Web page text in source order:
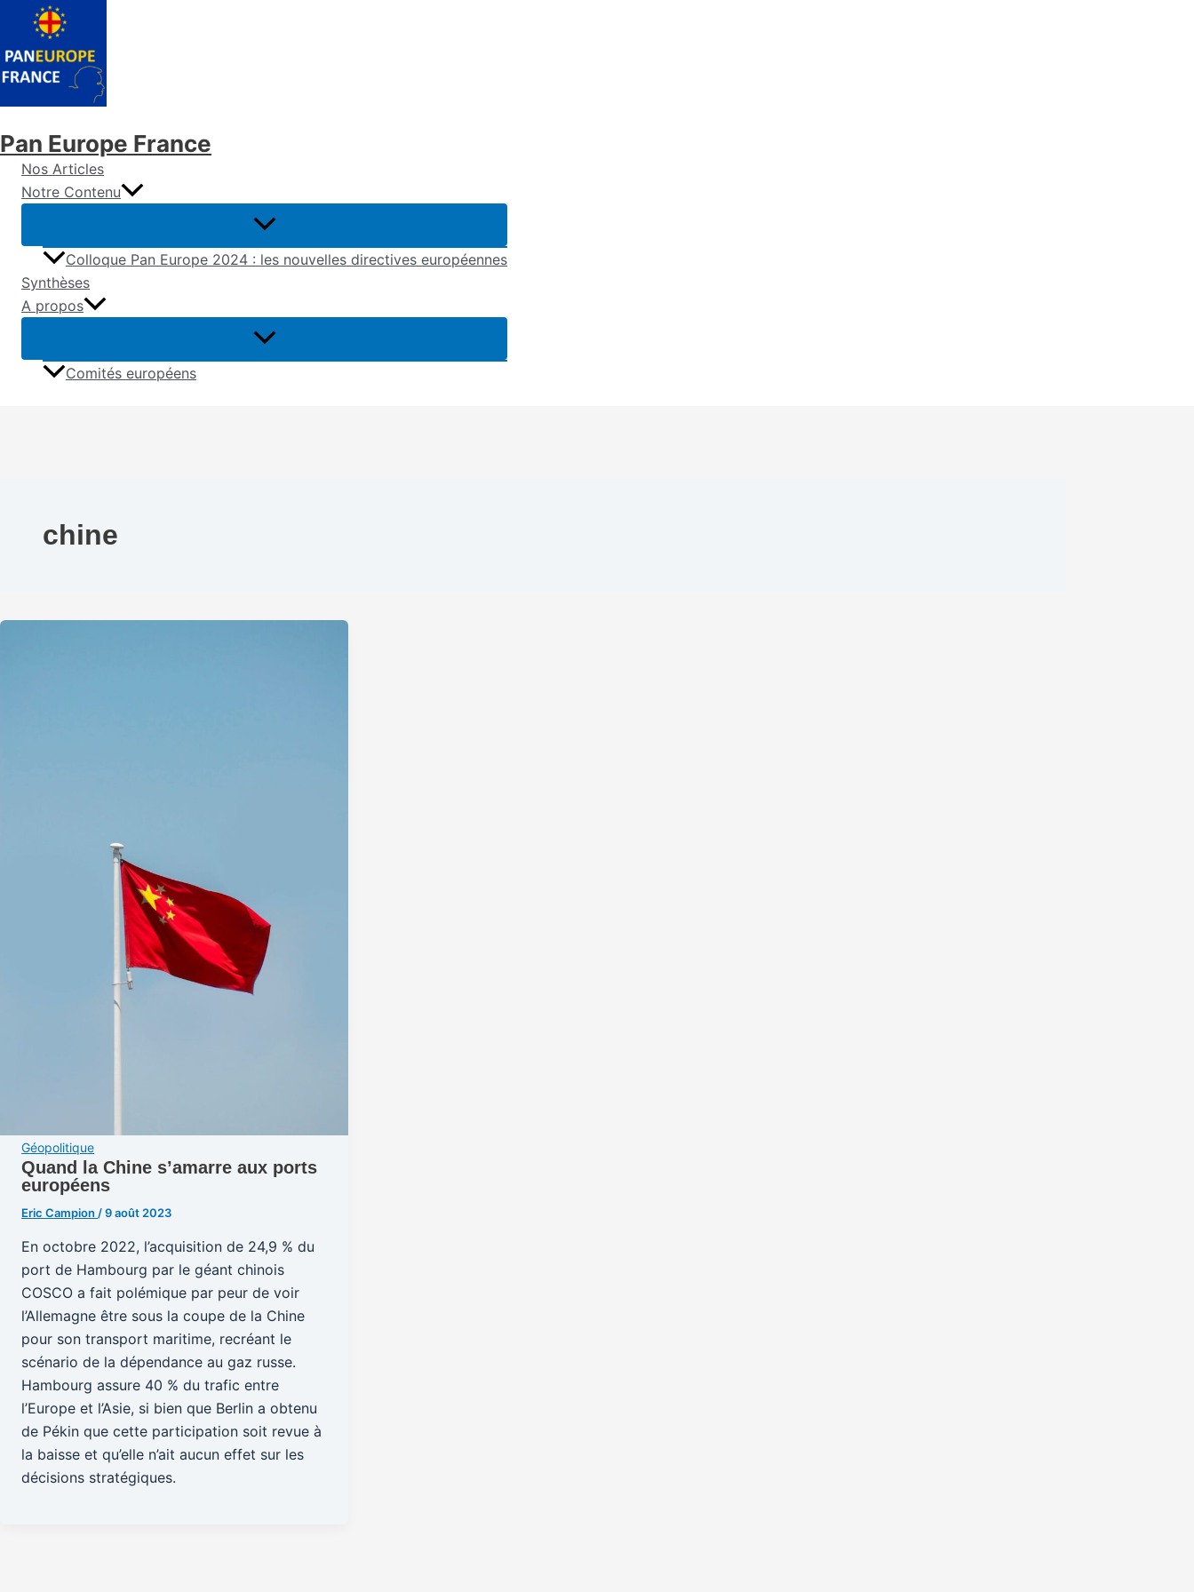
contenu
Pan Europe France
Nos Articles
Notre Contenu
Colloque Pan Europe 2024 : les nouvelles directives européennes
Synthèses
A propos
Comités européens
chine
Géopolitique
Quand la Chine s’amarre aux ports
européens
Eric Campion /9 août 2023
En octobre 2022, l’acquisition de 24,9 % du
port de Hambourg par le géant chinois
COSCO a fait polémique par peur de voir
l’Allemagne être sous la coupe de la Chine
pour son transport maritime, recréant le
scénario de la dépendance au gaz russe.
Hambourg assure 40 % du trafic entre
l’Europe et l’Asie, si bien que Berlin a obtenu
de Pékin que cette participation soit revue à
la baisse et qu’elle n’ait aucun effet sur les
décisions stratégiques.